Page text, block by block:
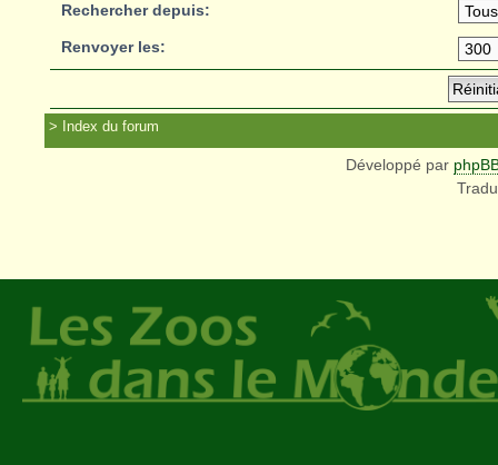
Rechercher depuis:
Renvoyer les:
Index du forum
Développé par